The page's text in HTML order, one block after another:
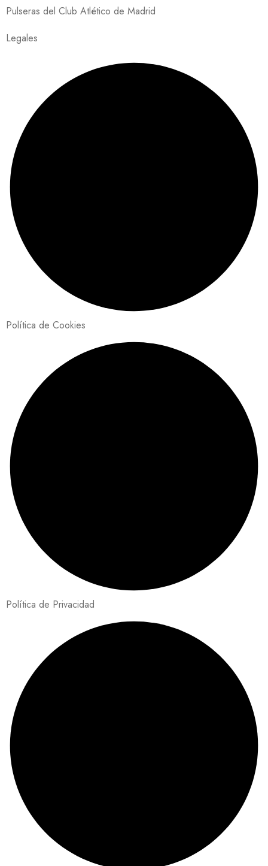
Pulseras del Club Atlético de Madrid
Legales
Política de Cookies
Política de Privacidad